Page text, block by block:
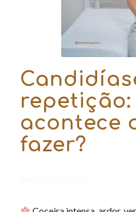
acontece
fazer?